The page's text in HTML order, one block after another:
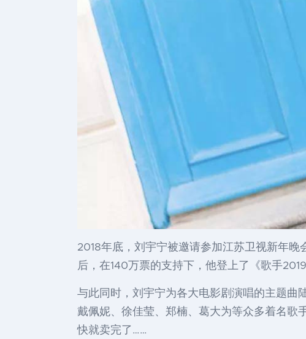
2018年底，刘宇宁被邀请参加江苏卫视新年
后，在140万票的支持下，他登上了《歌手
与此同时，刘宇宁为各大电影剧演唱的主题曲
戴佩妮、徐佳莹、郑楠、葛大为等众多着名歌
快就卖完了……